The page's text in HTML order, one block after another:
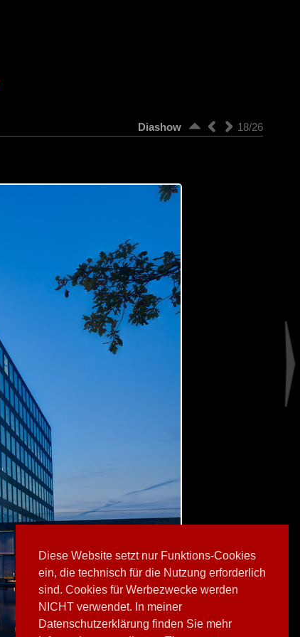
Diese Website setzt nur Funktions-Cookies
ein, die technisch für die Nutzung erforderlich
sind. Cookies für Werbezwecke werden
NICHT verwendet. In meiner
Datenschutzerklärung finden Sie mehr
18/26
Diashow